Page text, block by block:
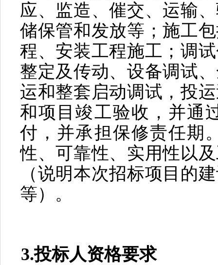
应、监造、催交、运输
储保管和发放等；施工
程、安装工程施工；调
整定及传动、设备调试
运和整套启动调试，投
和项目竣工验收，并通
付，并承担保修责任期
性、可靠性、实用性以
（说明本次招标项目的
等）。
3.投标人资格要求